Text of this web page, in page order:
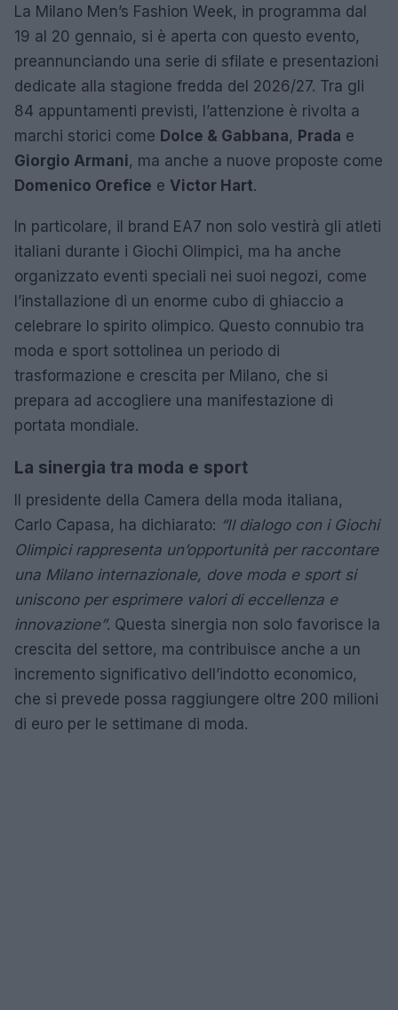
La Milano Men’s Fashion Week, in programma dal
19 al 20 gennaio, si è aperta con questo evento,
preannunciando una serie di sfilate e presentazioni
dedicate alla stagione fredda del 2026/27. Tra gli
84 appuntamenti previsti, l’attenzione è rivolta a
marchi storici come Dolce & Gabbana, Prada e
Giorgio Armani, ma anche a nuove proposte come
Domenico Orefice e Victor Hart.
In particolare, il brand EA7 non solo vestirà gli atleti
italiani durante i Giochi Olimpici, ma ha anche
organizzato eventi speciali nei suoi negozi, come
l’installazione di un enorme cubo di ghiaccio a
celebrare lo spirito olimpico. Questo connubio tra
moda e sport sottolinea un periodo di
trasformazione e crescita per Milano, che si
prepara ad accogliere una manifestazione di
portata mondiale.
La sinergia tra moda e sport
Il presidente della Camera della moda italiana,
Carlo Capasa, ha dichiarato: “Il dialogo con i Giochi
Olimpici rappresenta un’opportunità per raccontare
una Milano internazionale, dove moda e sport si
uniscono per esprimere valori di eccellenza e
innovazione”. Questa sinergia non solo favorisce la
crescita del settore, ma contribuisce anche a un
incremento significativo dell’indotto economico,
che si prevede possa raggiungere oltre 200 milioni
di euro per le settimane di moda.